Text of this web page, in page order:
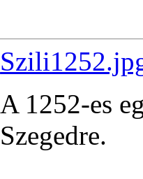
A 1252-es
Szegedre.